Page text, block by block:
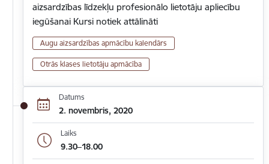
aizsardzības līdzekļu profesionālo lietotāju apliecību
iegūšanai Kursi notiek attālināti
Augu aizsardzības apmācību kalendārs
Otrās klases lietotāju apmācība
Datums
2. novembris, 2020
Laiks
9.30–18.00